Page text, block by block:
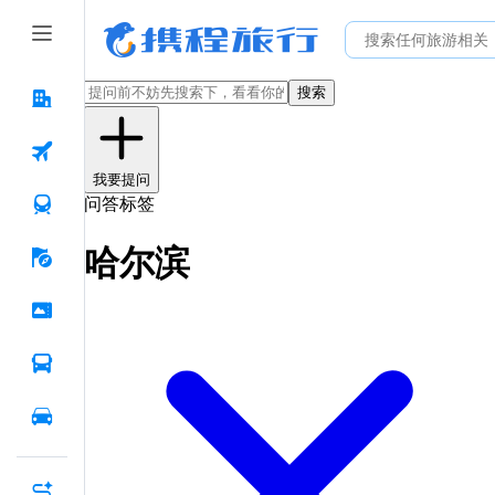
搜索
我要提问
问答标签
哈尔滨